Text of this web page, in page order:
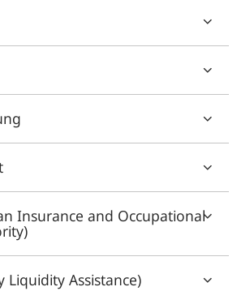
Insurance and Occupational
Liquidity Assistance)